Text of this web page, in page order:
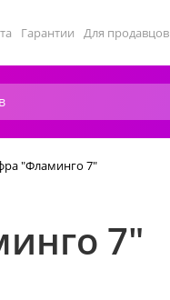
Гарантии Для продавцов
"Фламинго 7"
7"